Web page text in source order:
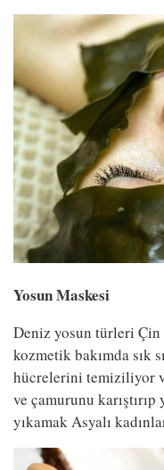
Yosun Maskesi
Deniz yosun türleri Çin
kozmetik bakımda sık
hücrelerini temiziliyor
ve çamurunu
yıkamak Asyalı